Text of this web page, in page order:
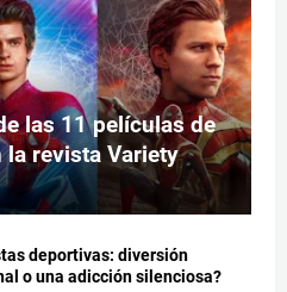
las 11 películas de
revista Variety
deportivas: diversión
o una adicción silenciosa?